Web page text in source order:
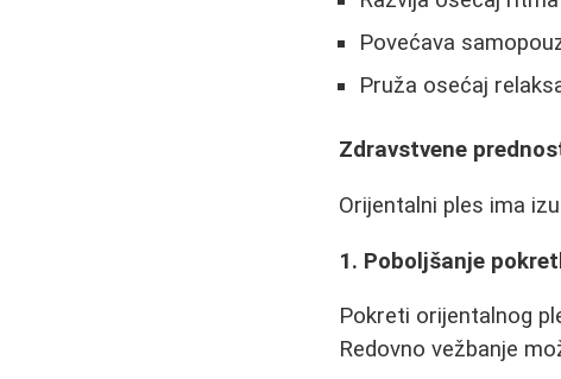
Povećava
Pruža osećaj
Zdravstvene
Orijentalni ples ima
1. Poboljšanje
Pokreti orijentalnog
Redovno vežbanje